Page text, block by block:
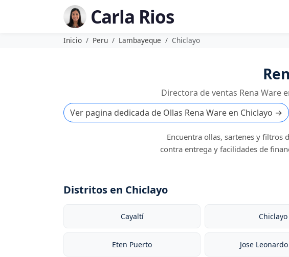
Carla Rios
Inicio Peru Lambayeque Chiclayo
Directora de ventas Rena Ware
Ver pagina dedicada de Ollas Rena Ware en Chiclayo →
Encuentra ollas, sartenes y filtros
contra entrega y facilidades de
Distritos en Chiclayo
Cayaltí Chiclayo
Eten Puerto Jose